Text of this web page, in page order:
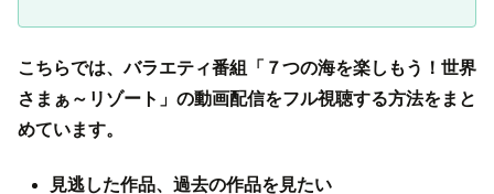
こちらでは、バラエティ番組「７つの海を楽しもう！世界
さまぁ～リゾート」の動画配信をフル視聴する方法をまと
めています。
見逃した作品、過去の作品を見たい